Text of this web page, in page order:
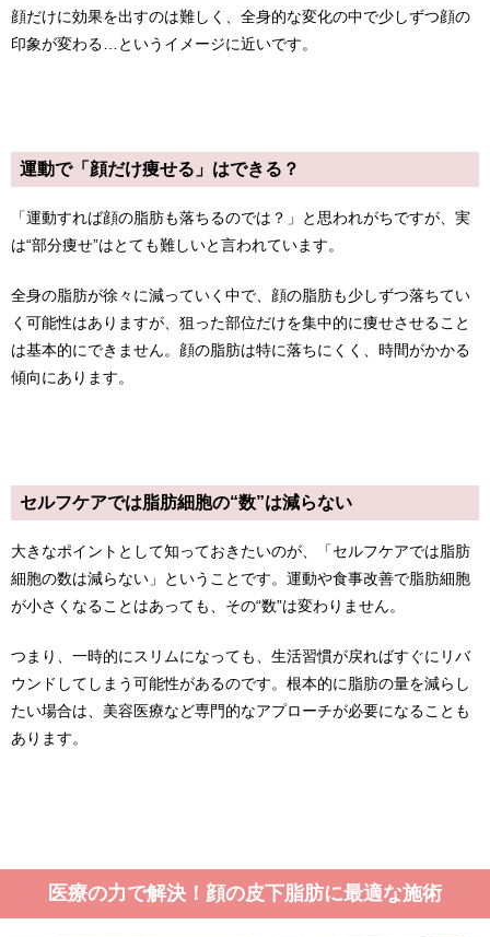
顔だけに効果を出すのは難しく、全身的な変化の中で少しずつ顔の
印象が変わる…というイメージに近いです。
運動で「顔だけ痩せる」はできる？
「運動すれば顔の脂肪も落ちるのでは？」と思われがちですが、実
は“部分痩せ”はとても難しいと言われています。
全身の脂肪が徐々に減っていく中で、顔の脂肪も少しずつ落ちてい
く可能性はありますが、狙った部位だけを集中的に痩せさせること
は基本的にできません。顔の脂肪は特に落ちにくく、時間がかかる
傾向にあります。
セルフケアでは脂肪細胞の“数”は減らない
大きなポイントとして知っておきたいのが、「セルフケアでは脂肪
細胞の数は減らない」ということです。運動や食事改善で脂肪細胞
が小さくなることはあっても、その“数”は変わりません。
つまり、一時的にスリムになっても、生活習慣が戻ればすぐにリバ
ウンドしてしまう可能性があるのです。根本的に脂肪の量を減らし
たい場合は、美容医療など専門的なアプローチが必要になることも
あります。
医療の力で解決！顔の皮下脂肪に最適な施術